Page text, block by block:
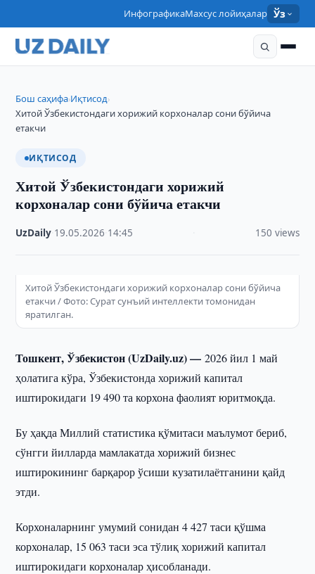
ИнфографикаМахсус лойиҳалар Ўз
Бош саҳифа›Иқтисод›
Хитой Ўзбекистондаги хорижий корхоналар сони бўйича
етакчи
ИҚТИСОД
Хитой Ўзбекистондаги хорижий
корхоналар сони бўйича етакчи
UzDaily 19.05.2026 14:45 150 views
Хитой Ўзбекистондаги хорижий корхоналар сони бўйича
етакчи / Фото: Сурат сунъий интеллекти томонидан
яратилган.
Тошкент, Ўзбекистон (UzDaily.uz) —2026 йил 1 май
ҳолатига кўра, Ўзбекистонда хорижий капитал
иштирокидаги 19 490 та корхона фаолият юритмоқда.
Бу ҳақда Миллий статистика қўмитаси маълумот бериб,
сўнгги йилларда мамлакатда хорижий бизнес
иштирокининг барқарор ўсиши кузатилаётганини қайд
этди.
Корхоналарнинг умумий сонидан 4 427 таси қўшма
корхоналар, 15 063 таси эса тўлиқ хорижий капитал
иштирокидаги корхоналар ҳисобланади.